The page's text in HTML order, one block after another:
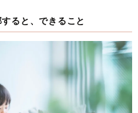
ると、できること